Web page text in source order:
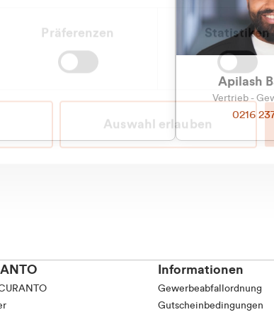
Präferenzen Statistiken
Auswahl erlauben
Apilash
Vertrieb -
0216
Informationen
Gewerbeabfallordnung
Gutscheinbedingungen